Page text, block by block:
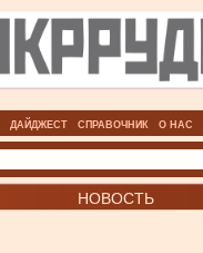
ДАЙДЖЕСТ СПРАВОЧНИК О НАС
НОВОСТЬ